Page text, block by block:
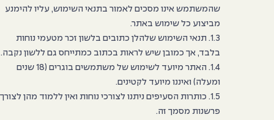
שהמשתמש אינו מסכים לאמור בתנאי השימוש, עליו להימנע
מביצוע כל שימוש באתר.
1.3. תנאי השימוש שלהלן כתובים בלשון זכר מטעמי נוחות
בלבד, אך כמובן שיש לראות בכתוב כמתייחס גם ללשון נקבה.
1.4. האתר מיועד לשימוש של משתמשים בוגרים (18 שנים
ומעלה) ואיננו מיועד לקטינים.
1.5. כותרות הסעיפים ניתנו לצורכי נוחות ואין ללמוד מהן לצורך
פרשנות מסמך זה.